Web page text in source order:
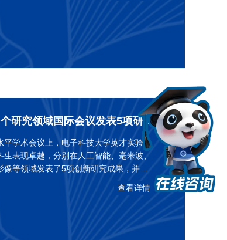
英才学院本科生在多个研究领域国际会议发表5项研究成果
平学术会议上，电子科技大学英才实验学
表现卓越，分别在人工智能、毫米波、
等领域发表了5项创新研究成果，并在
、OHBM、ISBI等国际会议上进行口
院在跨学科人才培养方面的显著成效。
查看详情